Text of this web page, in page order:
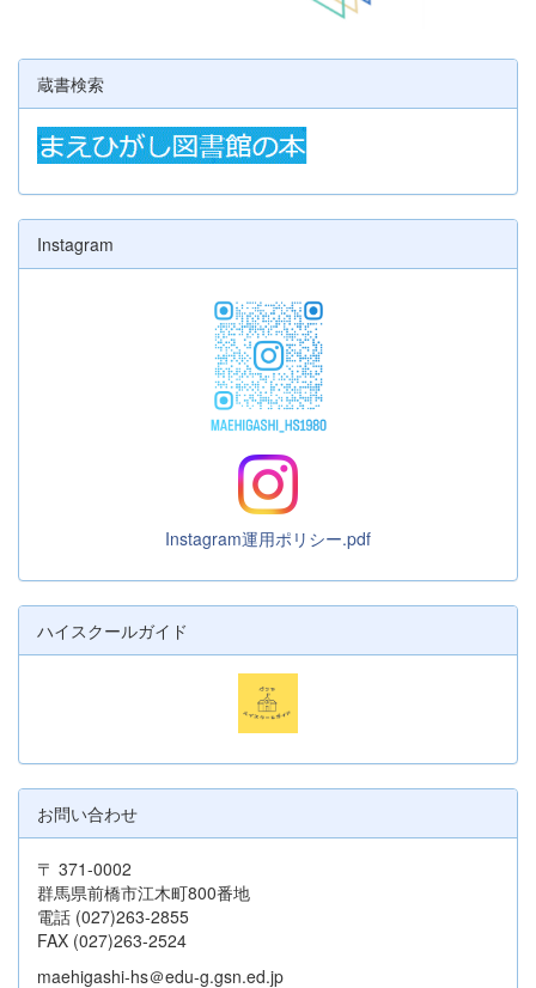
蔵書検索
Instagram
Instagram運用ポリシー.pdf
ハイスクールガイド
お問い合わせ
〒 371-0002
群馬県前橋市江木町800番地
電話 (027)263-2855
FAX (027)263-2524
maehigashi-hs＠edu-g.gsn.ed.jp